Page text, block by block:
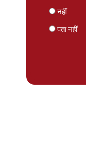
नहीं
पता नहीं